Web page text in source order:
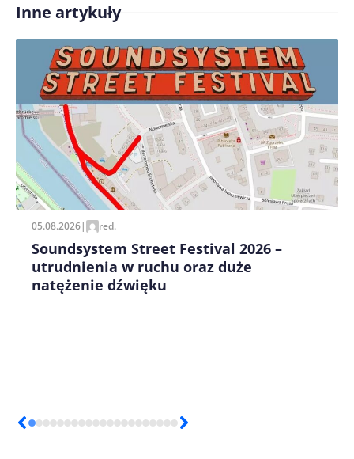
Treść komentarza*
Zapamiętaj moje dane w tej przeglądarce podczas
pisania kolejnych komentarzy.
Inne artykuły
05.08.2026| red.
Soundsystem Street Festival 2026 –
utrudnienia w ruchu oraz duże
natężenie dźwięku